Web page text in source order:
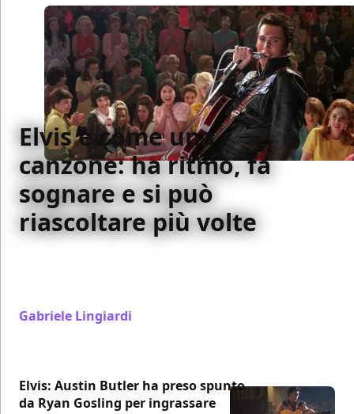
Elvis è come una
canzone: ha ritmo, fa
sognare e si può
riascoltare più volte
Gabriele Lingiardi
Elvis: Austin Butler ha preso spunto
da Ryan Gosling per ingrassare